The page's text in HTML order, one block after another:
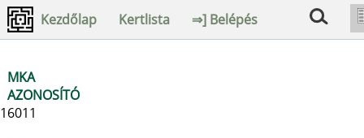
Kezdőlap Kertlista ⇒] Belépés
MKA
AZONOSÍTÓ
16011